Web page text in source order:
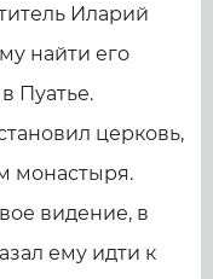
Иларий
найти его
Пуатье.
церковь,
монастыря.
видение, в
ему идти к